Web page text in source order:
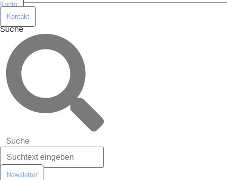
Konto
Kontakt
Suche
Suche
Newsletter